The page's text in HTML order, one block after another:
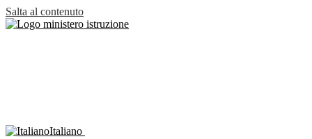
Salta al contenuto
Italiano